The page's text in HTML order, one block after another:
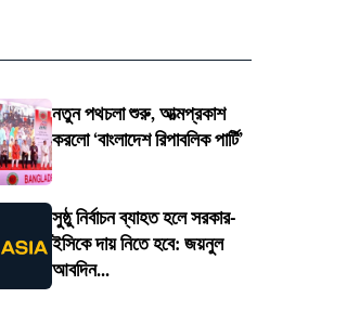
নতুন পথচলা শুরু, আত্মপ্রকাশ
করলো ‘বাংলাদেশ রিপাবলিক পার্টি’
সুষ্ঠু নির্বাচন ব্যাহত হলে সরকার-
ইসিকে দায় নিতে হবে: জয়নুল
আবদিন...